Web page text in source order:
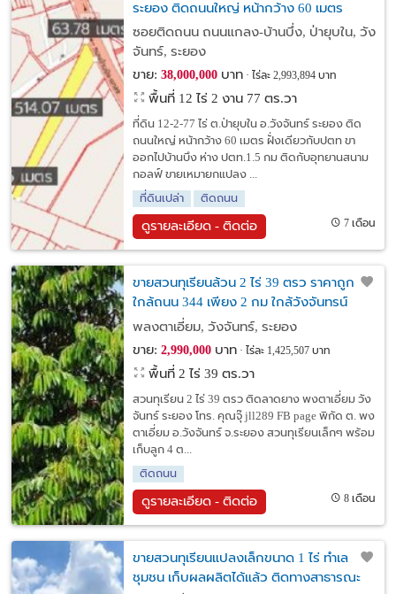
ระยอง ติดถนนใหญ่ หน้ากว้าง 60 เมตร
ซอยติดถนน ถนนแกลง-บ้านบึ่ง, ป่ายุบใน, วัง
จันทร์, ระยอง
ขาย: 38,000,000บาท ไร่ละ 2,993,894 บาท
พื้นที่ 12 ไร่ 2 งาน 77 ตร.วา
ที่ดิน 12-2-77 ไร่ ต.ป่ายุบใน อ.วังจันทร์ ระยอง ติด
ถนนใหญ่ หน้ากว้าง 60 เมตร ฝั่งเดียวกับปตท ขา
ออกไปบ้านบึง ห่าง ปตท.1.5 กม ติดกับอุทยานสนาม
กอลฟ์ ขายเหมายกแปลง ...
ที่ดินเปล่า
ติดถนน
ดูรายละเอียด - ติดต่อ 7 เดือน
ขายสวนทุเรียนล้วน 2 ไร่ 39 ตรว ราคาถูก
ใกล้ถนน 344 เพียง 2 กม ใกล้วังจันทรน์
รีสอร์ท ติดลาดยาง พลงตาเอี่ยม วังจันทร์
พลงตาเอี่ยม, วังจันทร์, ระยอง
ขาย: 2,990,000บาท ไร่ละ 1,425,507 บาท
พื้นที่ 2 ไร่ 39 ตร.วา
สวนทุเรียน 2 ไร่ 39 ตรว ติดลาดยาง พงตาเอี่ยม วัง
จันทร์ ระยอง โทร. คุณจุ๊ jll289 FB page พิกัด ต. พง
ตาเอี่ยม อ.วังจันทร์ จ.ระยอง สวนทุเรียนเล็กๆ พร้อม
เก็บลูก 4 ต...
ติดถนน
ดูรายละเอียด - ติดต่อ 8 เดือน
ขายสวนทุเรียนแปลงเล็กขนาด 1 ไร่ ทำเล
ชุมชน เก็บผลผลิตได้แล้ว ติดทางสาธารณะ